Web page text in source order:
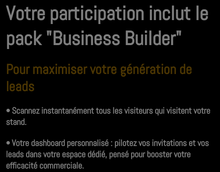
Votre participation inclut le
pack "Business Builder"
Pour maximiser votre génération de
leads
• Scannez instantanément tous les visiteurs qui visitent votre
stand.
• Votre dashboard personnalisé : pilotez vos invitations et vos
leads dans votre espace dédié, pensé pour booster votre
efficacité commerciale.